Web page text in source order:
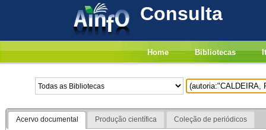
Consulta
Home Bibliotecas
Acervo documental Produção científica Coleção de periódicos